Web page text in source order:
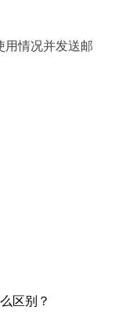
用情况并发送邮
区别？